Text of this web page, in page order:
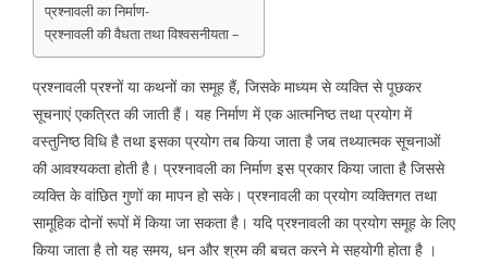
प्रश्नावली का निर्माण-
प्रश्नावली की वैधता तथा विश्वसनीयता –
प्रश्नावली प्रश्नों या कथनों का समूह हैं, जिसके माध्यम से व्यक्ति से पूछकर
सूचनाएं एकत्रित की जाती हैं। यह निर्माण में एक आत्मनिष्ठ तथा प्रयोग में
वस्तुनिष्ठ विधि है तथा इसका प्रयोग तब किया जाता है जब तथ्यात्मक सूचनाओं
की आवश्यकता होती है। प्रश्नावली का निर्माण इस प्रकार किया जाता है जिससे
व्यक्ति के वांछित गुणों का मापन हो सके। प्रश्नावली का प्रयोग व्यक्तिगत तथा
सामूहिक दोनों रूपों में किया जा सकता है। यदि प्रश्नावली का प्रयोग समूह के लिए
किया जाता है तो यह समय, धन और श्रम की बचत करने मे सहयोगी होता है ।